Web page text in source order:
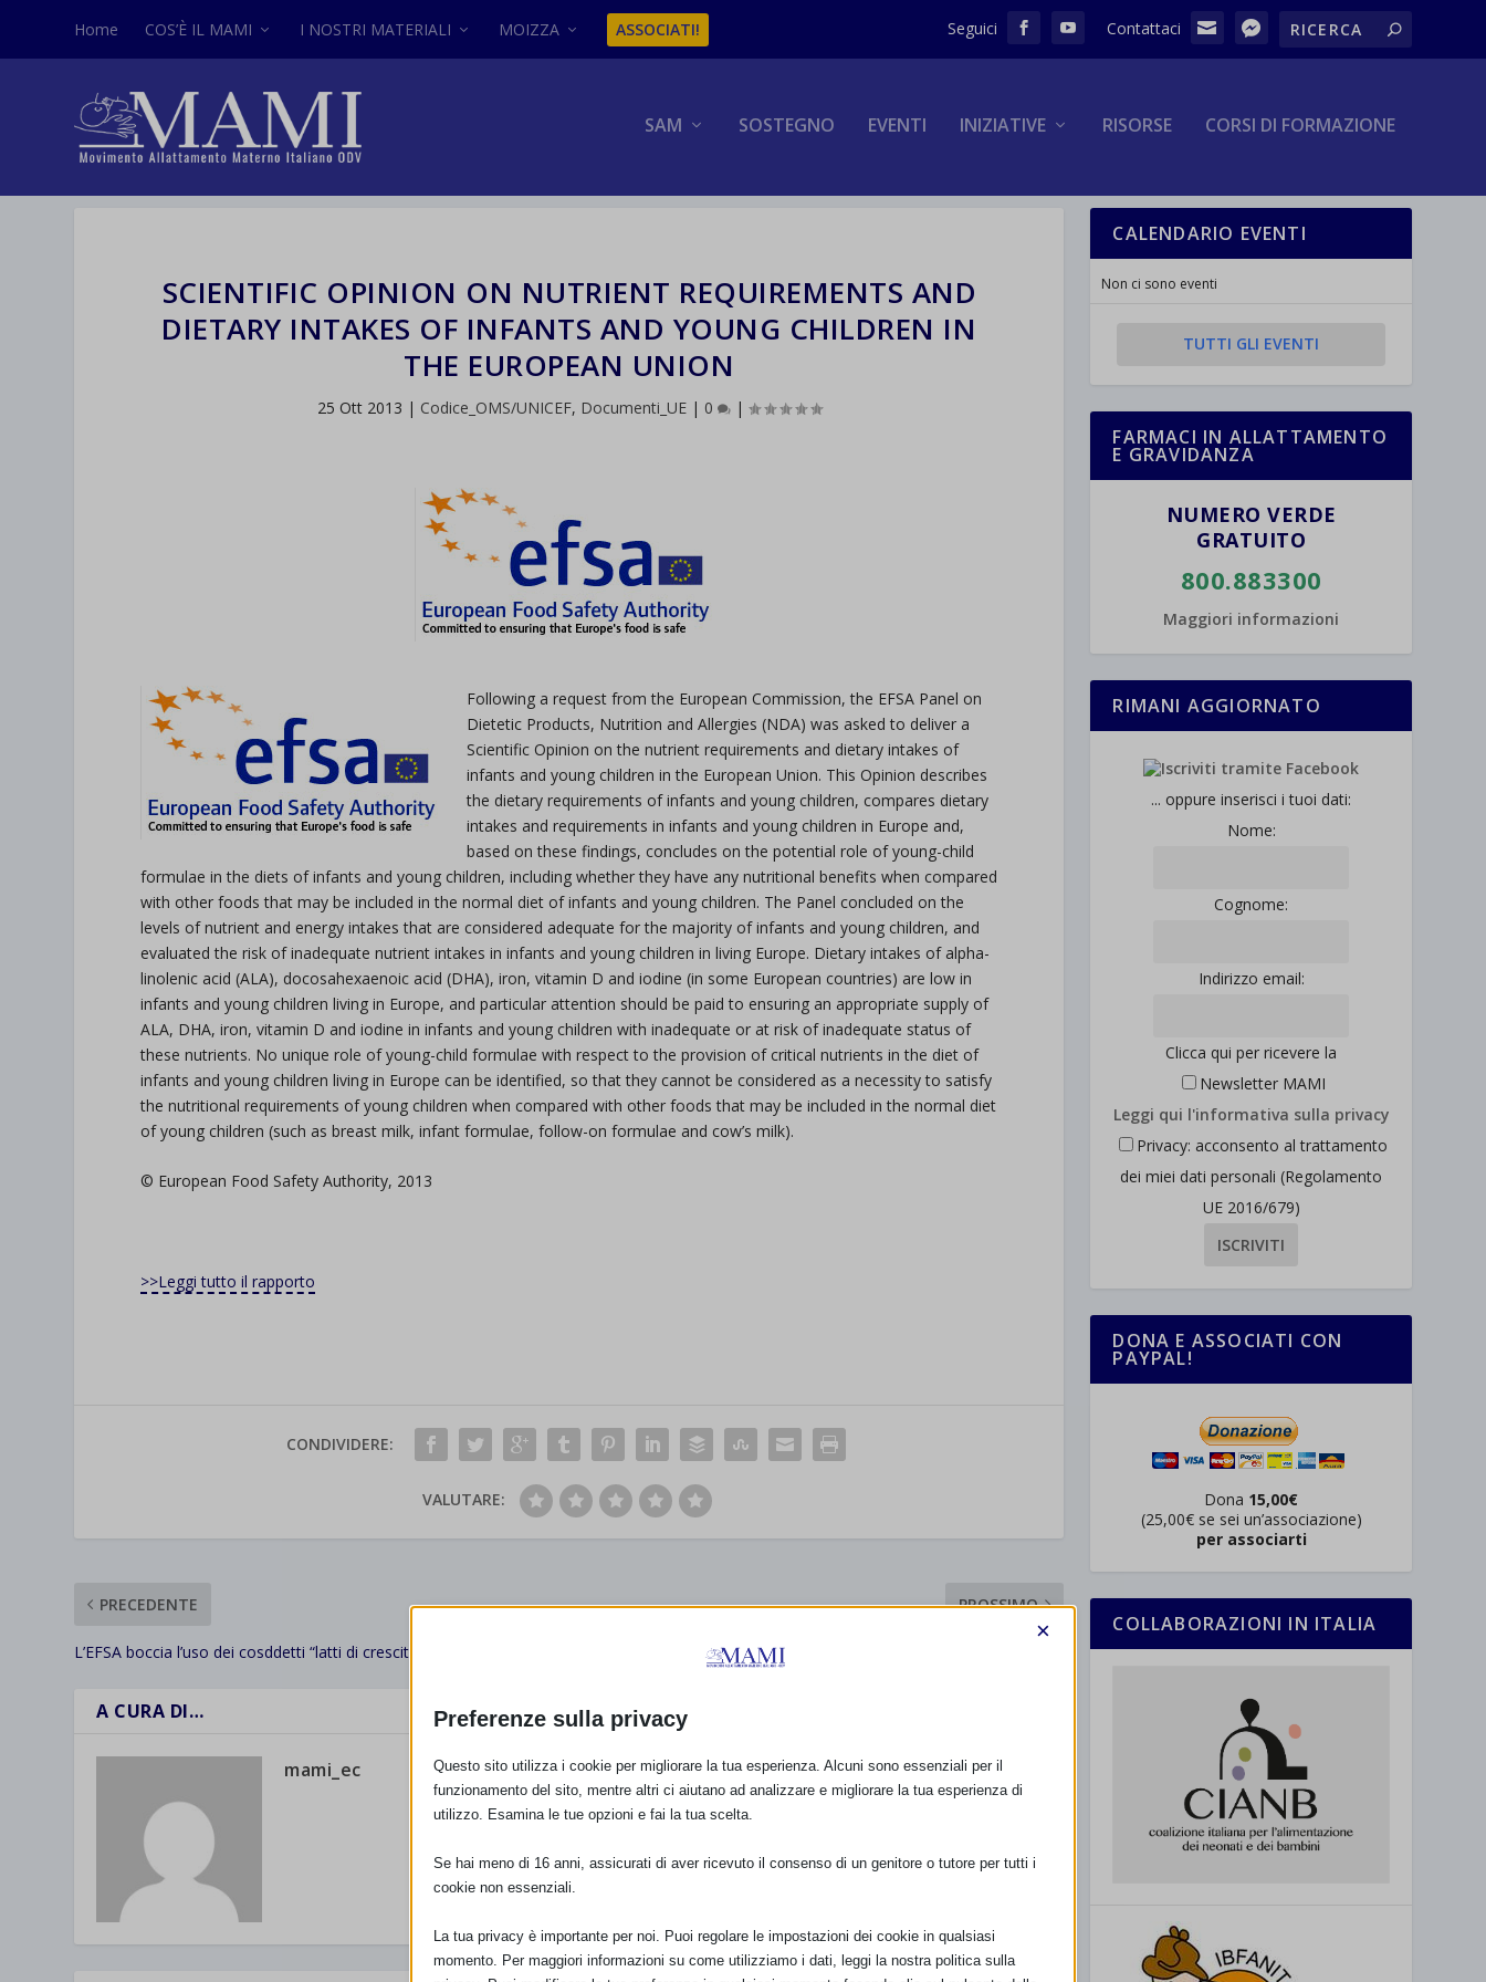
Home COS’È IL MAMI I NOSTRI MATERIALI MOIZZA ASSOCIATI!
SAM SOSTEGNO EVENTI INIZIATIVE RISORSE CORSI DI FORMAZIONE
SCIENTIFIC OPINION ON NUTRIENT REQUIREMENTS AND
DIETARY INTAKES OF INFANTS AND YOUNG CHILDREN IN
THE EUROPEAN UNION
25 Ott 2013 | Codice_OMS/UNICEF, Documenti_UE| 0 |
Following a request from the European Commission, the EFSA Panel on
Dietetic Products, Nutrition and Allergies (NDA) was asked to deliver a
Scientific Opinion on the nutrient requirements and dietary intakes of
infants and young children in the European Union. This Opinion describes
the dietary requirements of infants and young children, compares dietary
intakes and requirements in infants and young children in Europe and,
based on these findings, concludes on the potential role of young-child
formulae in the diets of infants and young children, including whether they have any nutritional benefits when compared
with other foods that may be included in the normal diet of infants and young children. The Panel concluded on the
levels of nutrient and energy intakes that are considered adequate for the majority of infants and young children, and
evaluated the risk of inadequate nutrient intakes in infants and young children in living Europe. Dietary intakes of alpha-
linolenic acid (ALA), docosahexaenoic acid (DHA), iron, vitamin D and iodine (in some European countries) are low in
infants and young children living in Europe, and particular attention should be paid to ensuring an appropriate supply of
ALA, DHA, iron, vitamin D and iodine in infants and young children with inadequate or at risk of inadequate status of
these nutrients. No unique role of young-child formulae with respect to the provision of critical nutrients in the diet of
infants and young children living in Europe can be identified, so that they cannot be considered as a necessity to satisfy
the nutritional requirements of young children when compared with other foods that may be included in the normal diet
of young children (such as breast milk, infant formulae, follow-on formulae and cow’s milk).
© European Food Safety Authority, 2013
>>Leggi tutto il rapporto
CONDIVIDERE:
VALUTARE:
PRECEDENTE
L’EFSA boccia l’uso dei cosddetti “latti di crescita”
PROSSIMO
A CURA DI…
mami_ec
CALENDARIO EVENTI
Non ci sono eventi
TUTTI GLI EVENTI
FARMACI IN ALLATTAMENTO
E GRAVIDANZA
NUMERO VERDE
GRATUITO
800.883300
Maggiori informazioni
RIMANI AGGIORNATO
... oppure inserisci i tuoi dati:
Nome:
Cognome:
Indirizzo email:
Clicca qui per ricevere la
Newsletter MAMI
Leggi qui l'informativa sulla privacy
Privacy: acconsento al trattamento
dei miei dati personali (Regolamento
UE 2016/679)
DONA E ASSOCIATI CON
PAYPAL!
Dona 15,00€
(25,00€ se sei un’associazione)
per associarti
COLLABORAZIONI IN ITALIA
Preferenze sulla privacy
×
Questo sito utilizza i cookie per migliorare la tua esperienza. Alcuni sono essenziali per il
funzionamento del sito, mentre altri ci aiutano ad analizzare e migliorare la tua esperienza di
utilizzo. Esamina le tue opzioni e fai la tua scelta.
Se hai meno di 16 anni, assicurati di aver ricevuto il consenso di un genitore o tutore per tutti i
cookie non essenziali.
La tua privacy è importante per noi. Puoi regolare le impostazioni dei cookie in qualsiasi
momento. Per maggiori informazioni su come utilizziamo i dati, leggi la nostra politica sulla